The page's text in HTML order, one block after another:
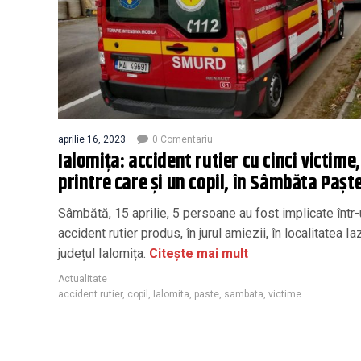
aprilie 16, 2023 0 Comentariu
Ialomița: accident rutier cu cinci victime,
printre care și un copil, în Sâmbăta
Sâmbătă, 15 aprilie, 5 persoane au fost implicate într-
accident rutier produs, în jurul amiezii, în localitatea
județul Ialomița. Citește mai mult
Actualitate
accident rutier, copil Ialomita paste sambata victime